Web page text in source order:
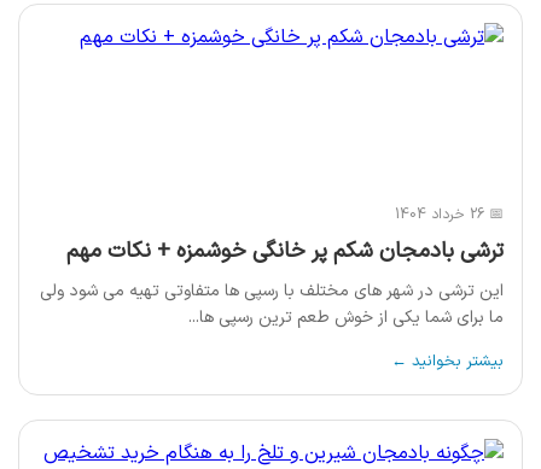
📅 26 خرداد 1404
ترشی بادمجان شکم پر خانگی خوشمزه + نکات مهم
این ترشی در شهر های مختلف با رسپی ها متفاوتی تهیه می شود ولی
ما برای شما یکی از خوش طعم ترین رسپی ها...
بیشتر بخوانید ←